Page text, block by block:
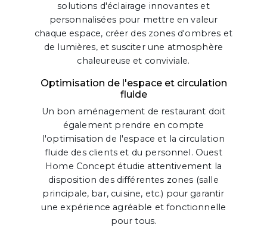
solutions d'éclairage innovantes et
personnalisées pour mettre en valeur
chaque espace, créer des zones d'ombres et
de lumières, et susciter une atmosphère
chaleureuse et conviviale.
Optimisation de l'espace et circulation
fluide
Un bon aménagement de restaurant doit
également prendre en compte
l'optimisation de l'espace et la circulation
fluide des clients et du personnel. Ouest
Home Concept étudie attentivement la
disposition des différentes zones (salle
principale, bar, cuisine, etc.) pour garantir
une expérience agréable et fonctionnelle
pour tous.